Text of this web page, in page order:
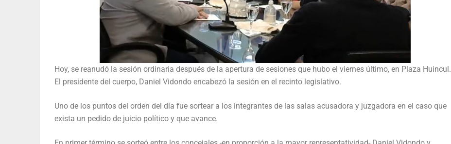
Hoy, se reanudó la sesión ordinaria después de la apertura de sesiones que hubo el viernes último, en Plaza Huincul.
El presidente del cuerpo, Daniel Vidondo encabezó la sesión en el recinto legislativo.
Uno de los puntos del orden del día fue sortear a los integrantes de las salas acusadora y juzgadora en el caso que
exista un pedido de juicio político y que avance.